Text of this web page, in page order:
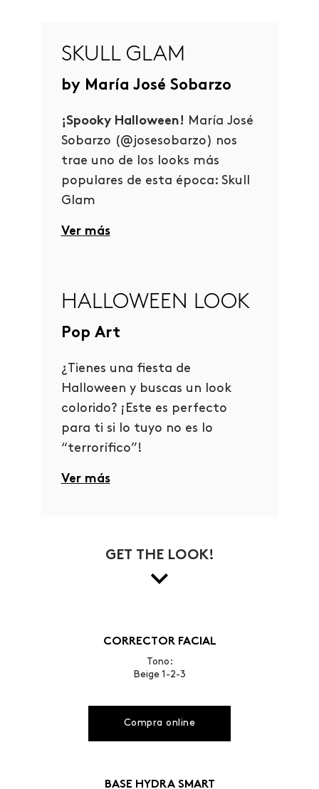
SKULL GLAM
by María José Sobarzo
¡Spooky Halloween! María José
Sobarzo (@josesobarzo) nos
trae uno de los looks más
populares de esta época: Skull
Glam
Ver más
HALLOWEEN LOOK
Pop Art
¿Tienes una fiesta de
Halloween y buscas un look
colorido? ¡Este es perfecto
para ti si lo tuyo no es lo
“terrorífico”!
Ver más
GET THE LOOK!
CORRECTOR FACIAL
Tono:
Beige 1-2-3
Compra online
BASE HYDRA SMART